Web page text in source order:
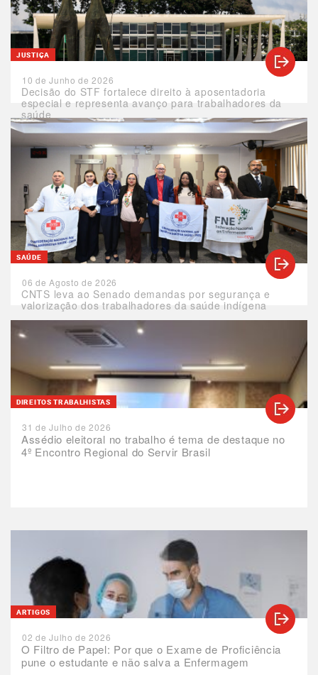
Decisão do STF fortalece direito à aposentadoria
especial e representa avanço para trabalhadores da
saúde
JUSTIÇA
10 de Junho de 2026
CNTS leva ao Senado demandas por segurança e
valorização dos trabalhadores da saúde indígena
SAÚDE
06 de Agosto de 2026
Assédio eleitoral no trabalho é tema de destaque no
4º Encontro Regional do Servir Brasil
DIREITOS TRABALHISTAS
31 de Julho de 2026
O Filtro de Papel: Por que o Exame de Proficiência
pune o estudante e não salva a Enfermagem
ARTIGOS
02 de Julho de 2026